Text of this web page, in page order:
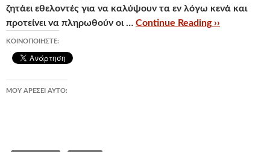
ζητάει εθελοντές για να καλύψουν τα εν λόγω κενά και
προτείνει να πληρωθούν οι … Continue Reading ››
ΚΟΙΝΟΠΟΙΉΣΤΕ:
ΜΟΥ ΑΡΈΣΕΙ ΑΥΤΌ: